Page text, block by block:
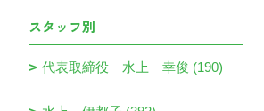
スタッフ別
代表取締役 水上 幸俊 (190)